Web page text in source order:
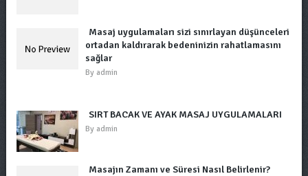
Masaj uygulamaları sizi sınırlayan düşünceleri
ortadan kaldırarak bedeninizin rahatlamasını
sağlar
By admin
SIRT BACAK VE AYAK MASAJ UYGULAMALARI
By admin
Masajın Zamanı ve Süresi Nasıl Belirlenir?